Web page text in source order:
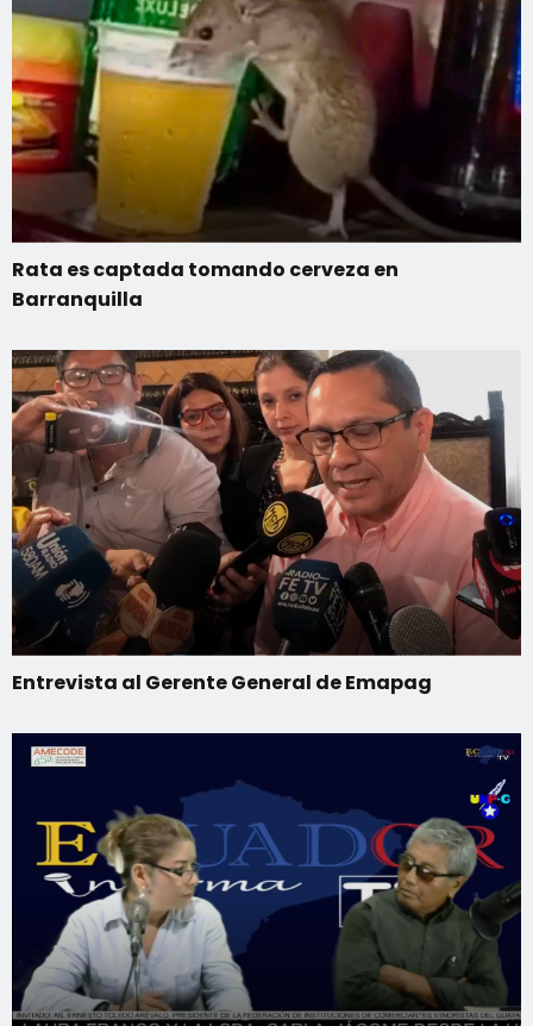
Rata es captada tomando cerveza en
Barranquilla
Entrevista al Gerente General de Emapag